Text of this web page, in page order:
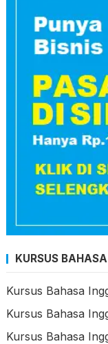
KURSUS
Kursus Bahasa
Kursus Bahasa
Kursus Bahasa